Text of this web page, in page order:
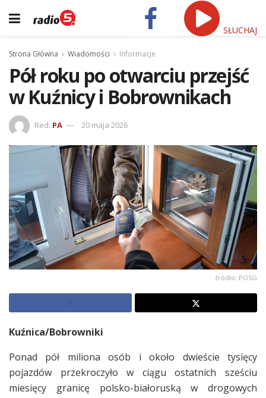
SŁUCHAJ
Strona Główna Wiadomości Informacje
Pół roku po otwarciu przejść
w Kuźnicy i Bobrownikach
Red. PA 20 maja 2026
źródło: POSG
Kuźnica/Bobrowniki
Ponad pół miliona osób i około dwieście tysięcy
pojazdów przekroczyło w ciągu ostatnich sześciu
miesięcy granicę polsko-białoruską w drogowych